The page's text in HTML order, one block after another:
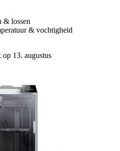
& lossen
& vochtigheid
13. augustus